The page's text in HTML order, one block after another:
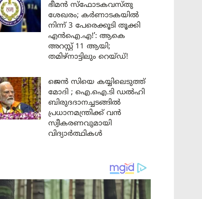
ഭീമൻ സ്ഫോടകവസ്തു
ശേഖരം; കർണാടകയിൽ
നിന്ന് 3 പേരെക്കൂടി തൂക്കി
എൻഐ.എ!’: ആകെ
അറസ്റ്റ് 11 ആയി;
തമിഴ്‌നാട്ടിലും റെയ്ഡ്!
ജെൻ സിയെ കയ്യിലെടുത്ത്
മോദി ; ഐ.ഐ.ടി ഡൽഹി
ബിരുദദാനച്ചടങ്ങിൽ
പ്രധാനമന്ത്രിക്ക് വൻ
സ്വീകരണവുമായി
വിദ്യാർത്ഥികൾ